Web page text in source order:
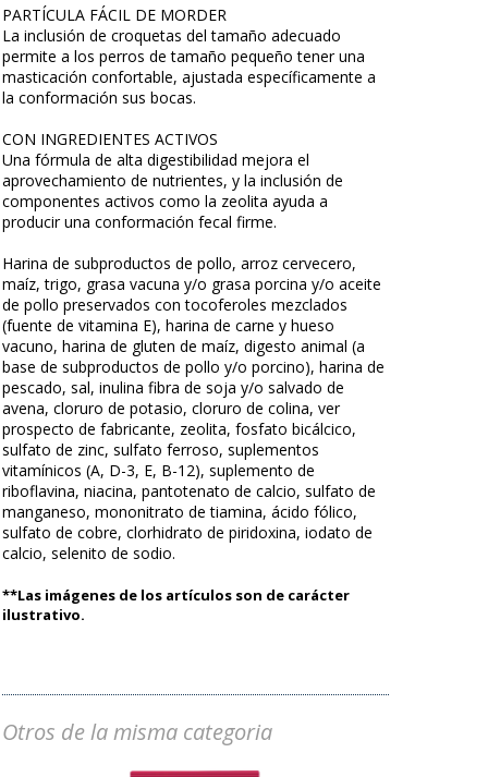
PARTÍCULA FÁCIL DE MORDER
La inclusión de croquetas del tamaño adecuado
permite a los perros de tamaño pequeño tener una
masticación confortable, ajustada específicamente a
la conformación sus bocas.
CON INGREDIENTES ACTIVOS
Una fórmula de alta digestibilidad mejora el
aprovechamiento de nutrientes, y la inclusión de
componentes activos como la zeolita ayuda a
producir una conformación fecal firme.
Harina de subproductos de pollo, arroz cervecero,
maíz, trigo, grasa vacuna y/o grasa porcina y/o aceite
de pollo preservados con tocoferoles mezclados
(fuente de vitamina E), harina de carne y hueso
vacuno, harina de gluten de maíz, digesto animal (a
base de subproductos de pollo y/o porcino), harina de
pescado, sal, inulina fibra de soja y/o salvado de
avena, cloruro de potasio, cloruro de colina, ver
prospecto de fabricante, zeolita, fosfato bicálcico,
sulfato de zinc, sulfato ferroso, suplementos
vitamínicos (A, D-3, E, B-12), suplemento de
riboflavina, niacina, pantotenato de calcio, sulfato de
manganeso, mononitrato de tiamina, ácido fólico,
sulfato de cobre, clorhidrato de piridoxina, iodato de
calcio, selenito de sodio.
**Las imágenes de los artículos son de carácter
ilustrativo.
Otros de la misma categoria